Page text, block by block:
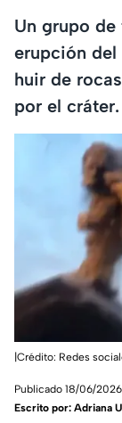
Un grupo
erupción del
huir de
por el
|Crédito: Redes
Publicado 18/06/2026
Escrito por: Adriana